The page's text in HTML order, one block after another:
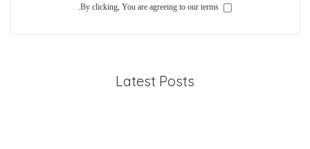
By clicking, You are agreeing to our terms.
Latest Posts